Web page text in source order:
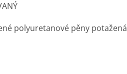
polyuretanové pěny potažená